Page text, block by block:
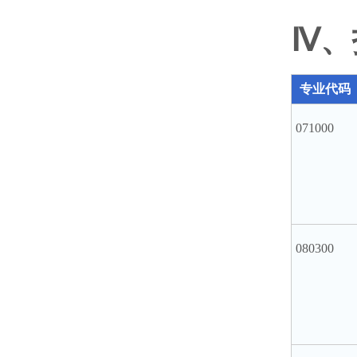
Ⅳ、
专业代码
071000
080300